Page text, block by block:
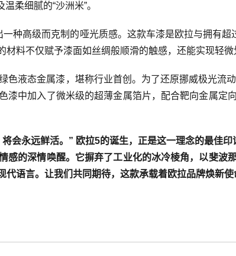
柔细腻的“沙洲米”。
种高级而克制的哑光质感。这款车漆是欧拉与拥有
料不仅赋予漆面如丝绸般顺滑的触感，还能实现轻微
色液态金属漆，堪称行业首创。为了还原挪威极光流
漆中加入了微米级的超薄金属箔片，配合靶向金属定
会永远鲜活。” 欧拉5的诞生，正是这一理念的最佳
感的深情唤醒。它摒弃了工业化的冰冷棱角，以斐波
语言。让我们共同期待，这款承载着欧拉品牌焕新